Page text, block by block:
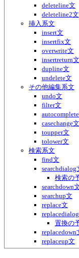
deleteline文
deleteline2文
挿入系文
insert文
insertfix文
overwrite文
insertreturn文
dupline文
undelete文
その他編集系文
undo文
filter文
casechange文
toupper文
tolower文
検索系文
find文
searchdialog
検索の
searchdown
searchup文
replace文
置換の
replacedown
replaceup文
replaceall